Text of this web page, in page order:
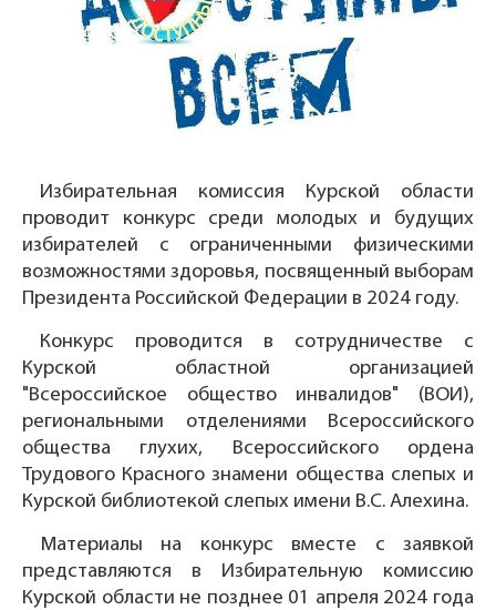
Избирательная комиссия Курской области
проводит конкурс среди молодых и будущих
избирателей с ограниченными физическими
возможностями здоровья, посвященный выборам
Президента Российской Федерации в 2024 году.
Конкурс проводится в сотрудничестве с
Курской областной организацией
"Всероссийское общество инвалидов" (ВОИ),
региональными отделениями Всероссийского
общества глухих, Всероссийского ордена
Трудового Красного знамени общества слепых и
Курской библиотекой слепых имени В.С. Алехина.
Материалы на конкурс вместе с заявкой
представляются в Избирательную комиссию
Курской области не позднее 01 апреля 2024 года